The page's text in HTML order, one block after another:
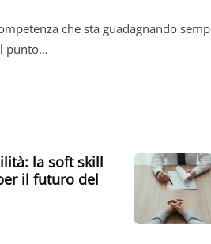
che sta guadagnando
punto…
la soft skill
il futuro del